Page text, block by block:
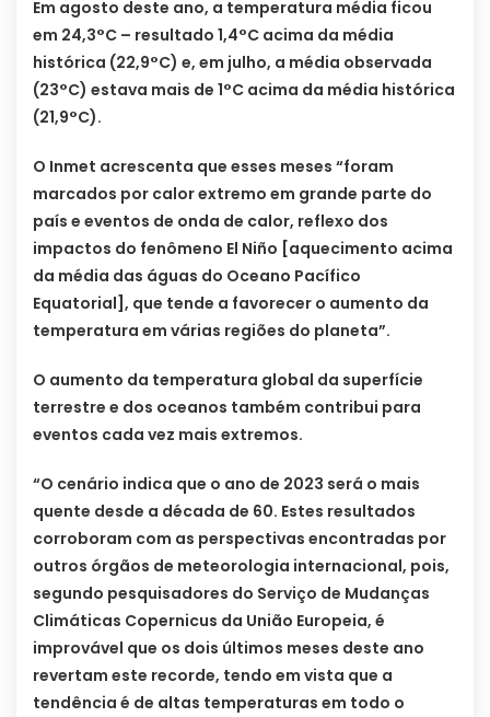
Em agosto deste ano, a temperatura média ficou
em 24,3°C – resultado 1,4°C acima da média
histórica (22,9°C) e, em julho, a média observada
(23°C) estava mais de 1°C acima da média histórica
(21,9°C).
O Inmet acrescenta que esses meses “foram
marcados por calor extremo em grande parte do
país e eventos de onda de calor, reflexo dos
impactos do fenômeno El Niño [aquecimento acima
da média das águas do Oceano Pacífico
Equatorial], que tende a favorecer o aumento da
temperatura em várias regiões do planeta”.
O aumento da temperatura global da superfície
terrestre e dos oceanos também contribui para
eventos cada vez mais extremos.
“O cenário indica que o ano de 2023 será o mais
quente desde a década de 60. Estes resultados
corroboram com as perspectivas encontradas por
outros órgãos de meteorologia internacional, pois,
segundo pesquisadores do Serviço de Mudanças
Climáticas Copernicus da União Europeia, é
improvável que os dois últimos meses deste ano
revertam este recorde, tendo em vista que a
tendência é de altas temperaturas em todo o